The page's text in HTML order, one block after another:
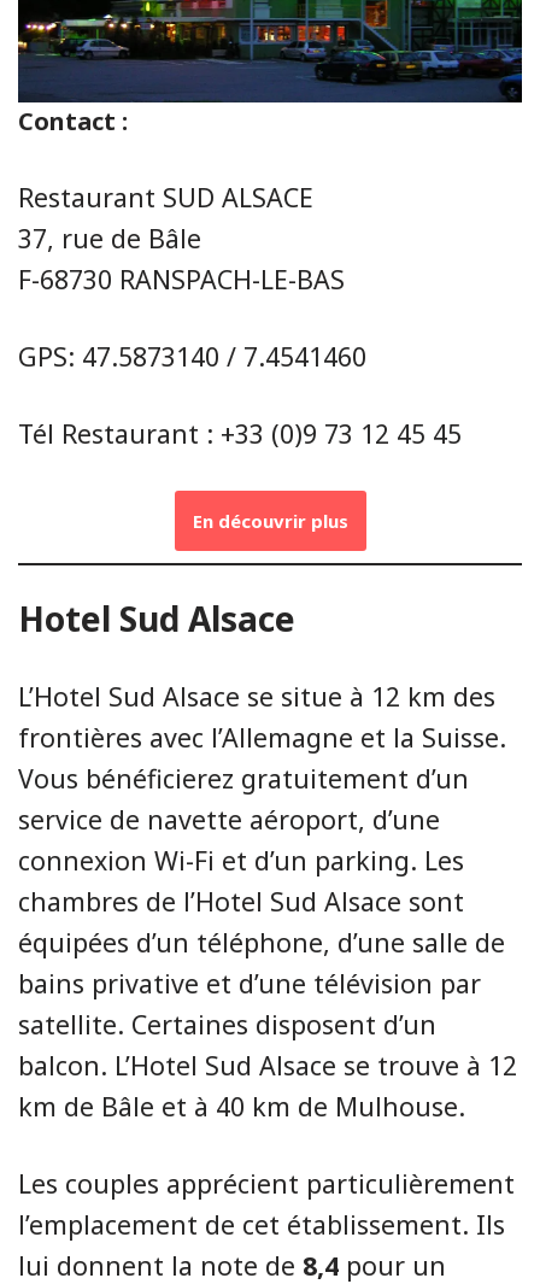
Contact :
Restaurant SUD ALSACE
37, rue de Bâle
F-68730 RANSPACH-LE-BAS
GPS: 47.5873140 / 7.4541460
Tél Restaurant : +33 (0)9 73 12 45 45
En découvrir plus
Hotel Sud Alsace
L’Hotel Sud Alsace se situe à 12 km des
frontières avec l’Allemagne et la Suisse.
Vous bénéficierez gratuitement d’un
service de navette aéroport, d’une
connexion Wi-Fi et d’un parking. Les
chambres de l’Hotel Sud Alsace sont
équipées d’un téléphone, d’une salle de
bains privative et d’une télévision par
satellite. Certaines disposent d’un
balcon. L’Hotel Sud Alsace se trouve à 12
km de Bâle et à 40 km de Mulhouse.
Les couples apprécient particulièrement
l’emplacement de cet établissement. Ils
lui donnent la note de 8,4 pour un